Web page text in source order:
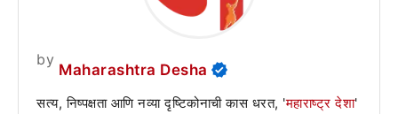
by
Maharashtra Desha
सत्य, निष्पक्षता आणि नव्या दृष्टिकोनाची कास धरत, 'महाराष्ट्र देशा'